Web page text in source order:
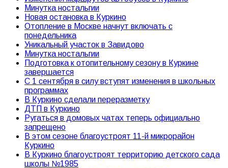
Минутка ностальгии
Новая остановка в Куркино
Отопление в Москве начнут включать с
понедельника
Уникальный участок в Завидово
Минутка ностальгии
Подготовка к отопительному сезону в Куркине
завершается
С 1 сентября в силу вступят изменения в школьных
программах
В Куркино сделали переразметку
ДТП в Куркино
Ругаться в домовых чатах теперь официально
запрещено
В этом сезоне благоустроят 11-й микрорайон
Куркино
В Куркино благоустроят территорию детского сада
школы №1985